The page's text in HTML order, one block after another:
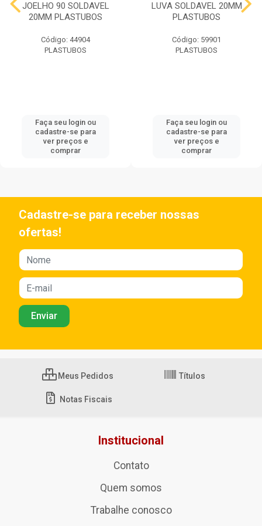
JOELHO 90 SOLDAVEL
20MM PLASTUBOS
Código: 44904
PLASTUBOS
Faça seu login ou
cadastre-se para
ver preços e
comprar
LUVA SOLDAVEL 20MM
PLASTUBOS
Código: 59901
PLASTUBOS
Faça seu login ou
cadastre-se para
ver preços e
comprar
Cadastre-se para receber nossas
ofertas!
Meus Pedidos Títulos
Notas Fiscais
Institucional
Contato
Quem somos
Trabalhe conosco